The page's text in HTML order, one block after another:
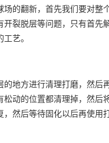
场的翻新，首先我们要对整
裂脱层等问题，只有首先
艺。
地方进行清理打磨，然后
松动的位置都清理掉，然后
，然后等待固化以后再使用